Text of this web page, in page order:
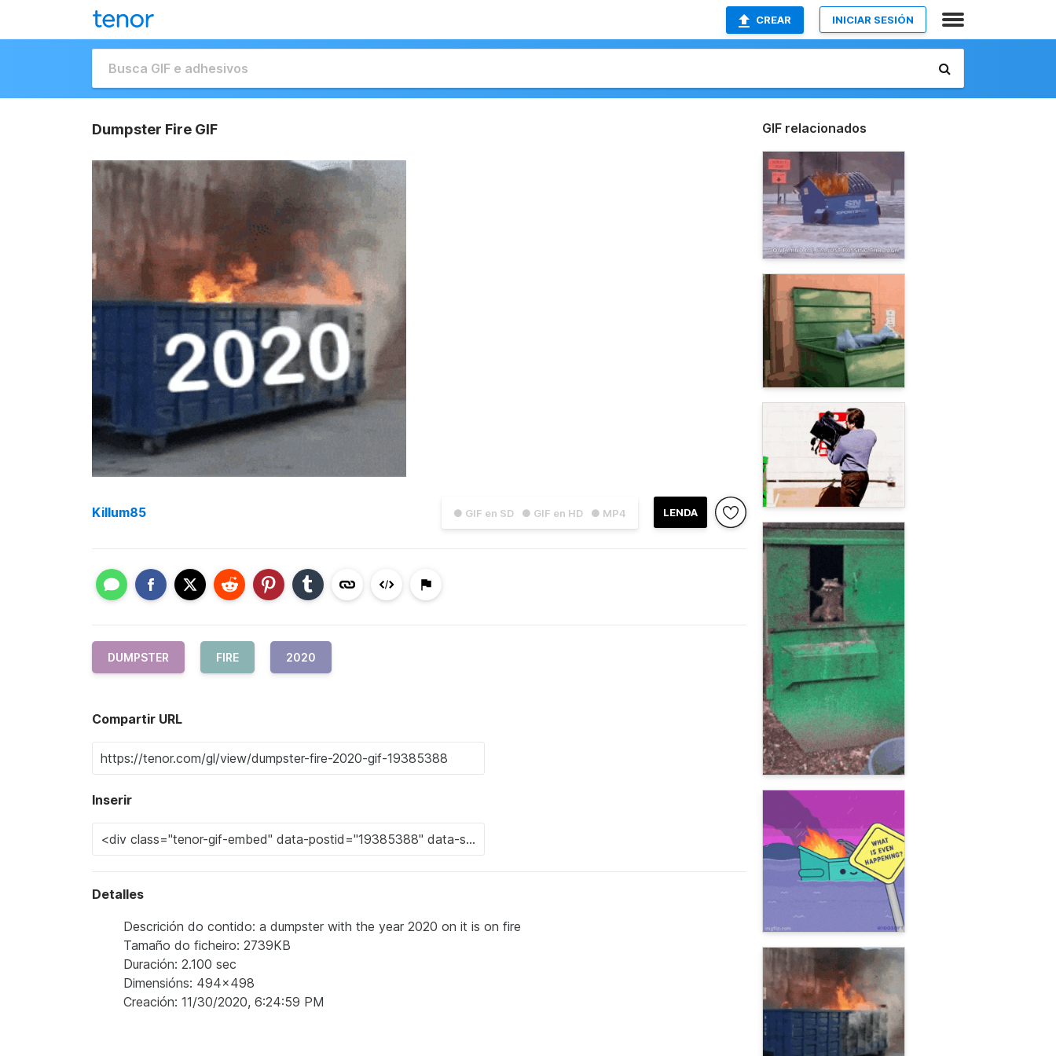
CREAR INICIAR SESIÓN
Dumpster Fire GIF
● GIF en SD ● GIF en HD ● MP4 LENDA
Killum85
DUMPSTER FIRE 2020
Compartir URL
Inserir
Detalles
Descrición do contido: a dumpster with the year 2020 on it is on fire
Tamaño do ficheiro: 2739KB
Duración: 2.100 sec
Dimensións: 494x498
Creación: 11/30/2020, 6:24:59 PM
GIF relacionados